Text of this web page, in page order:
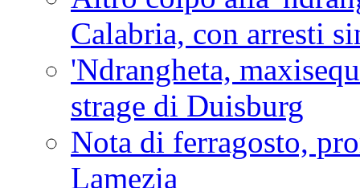
Calabria, con arresti
'Ndrangheta,
strage di Duisburg
Nota di ferragosto,
Lamezia